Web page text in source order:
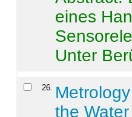
eines
Unter
26.
the